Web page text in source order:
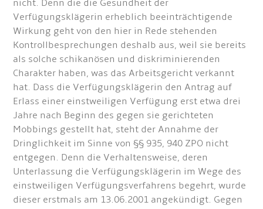
nicht. Denn die die Gesundheit der
Verfügungsklägerin erheblich beeinträchtigende
Wirkung geht von den hier in Rede stehenden
Kontrollbesprechungen deshalb aus, weil sie bereits
als solche schikanösen und diskriminierenden
Charakter haben, was das Arbeitsgericht verkannt
hat. Dass die Verfügungsklägerin den Antrag auf
Erlass einer einstweiligen Verfügung erst etwa drei
Jahre nach Beginn des gegen sie gerichteten
Mobbings gestellt hat, steht der Annahme der
Dringlichkeit im Sinne von §§ 935, 940 ZPO nicht
entgegen. Denn die Verhaltensweise, deren
Unterlassung die Verfügungsklägerin im Wege des
einstweiligen Verfügungsverfahrens begehrt, wurde
dieser erstmals am 13.06.2001 angekündigt. Gegen